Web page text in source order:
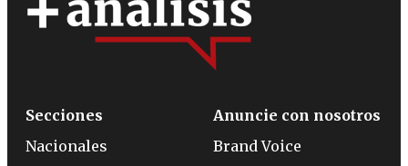
Secciones
Nacionales
Anuncie con nosotros
Brand Voice